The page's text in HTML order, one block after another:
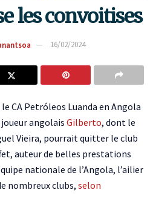
les convoitises
16/02/2024
CA Petróleos Luanda en Angola
joueur angolais Gilberto, dont le
Vieira, pourrait quitter le club
auteur de belles prestations
nationale de l’Angola, l’ailier
nombreux clubs, selon